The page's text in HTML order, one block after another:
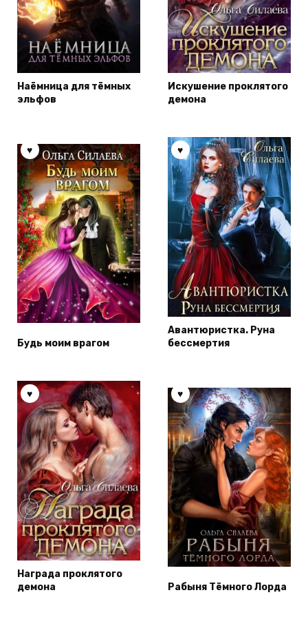
Наёмница для тёмных
эльфов
Искушение проклятого
демона
Будь моим врагом
Авантюристка. Руна
бессмертия
Награда проклятого
демона
Рабыня Тёмного Лорда